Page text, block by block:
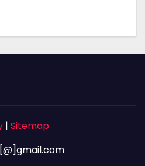
| Sitemap